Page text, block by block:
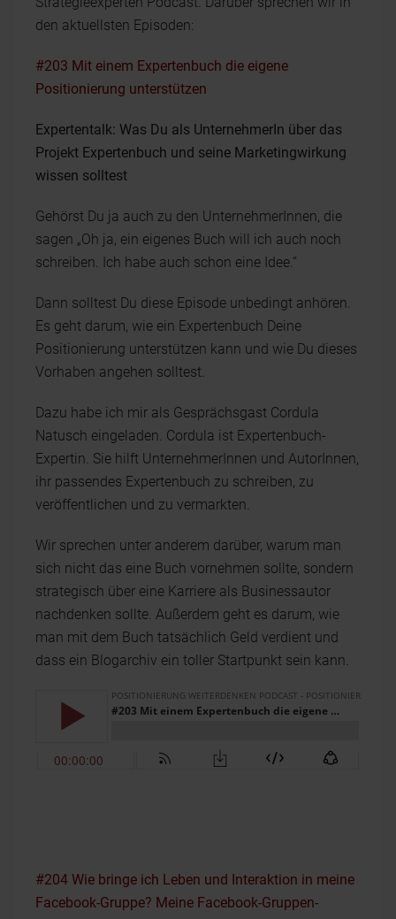
den aktuellsten Episoden:
#203 Mit einem Expertenbuch die eigene
Positionierung unterstützen
Expertentalk: Was Du als UnternehmerIn über das
Projekt Expertenbuch und seine Marketingwirkung
wissen solltest
Gehörst Du ja auch zu den UnternehmerInnen, die
sagen „Oh ja, ein eigenes Buch will ich auch noch
schreiben. Ich habe auch schon eine Idee.“
Dann solltest Du diese Episode unbedingt anhören.
Es geht darum, wie ein Expertenbuch Deine
Positionierung unterstützen kann und wie Du dieses
Vorhaben angehen solltest.
Dazu habe ich mir als Gesprächsgast Cordula
Natusch eingeladen. Cordula ist Expertenbuch-
Expertin. Sie hilft UnternehmerInnen und AutorInnen,
ihr passendes Expertenbuch zu schreiben, zu
veröffentlichen und zu vermarkten.
Wir sprechen unter anderem darüber, warum man
sich nicht das eine Buch vornehmen sollte, sondern
strategisch über eine Karriere als Businessautor
nachdenken sollte. Außerdem geht es darum, wie
man mit dem Buch tatsächlich Geld verdient und
dass ein Blogarchiv ein toller Startpunkt sein kann.
#204 Wie bringe ich Leben und Interaktion in meine
Facebook-Gruppe? Meine Facebook-Gruppen-